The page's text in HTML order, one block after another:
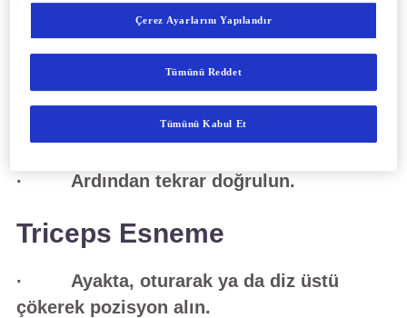
· Birkaç saniye bu pozisyonda
· Gerinmeden kaynaklanan hafif
· Ardından tekrar doğrulun.
Triceps Esneme
· Ayakta, oturarak ya da diz üstü
çökerek pozisyon alın.
Çerez Ayarlarını Yapılandır
Tümünü Reddet
Tümünü Kabul Et